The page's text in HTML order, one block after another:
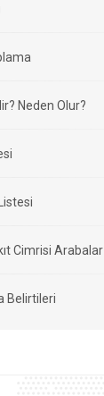
Neden Olur?
Cimrisi Arabalar
Belirtileri